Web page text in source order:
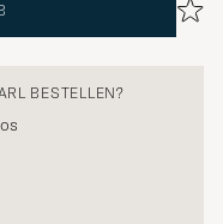
BESTELLEN?